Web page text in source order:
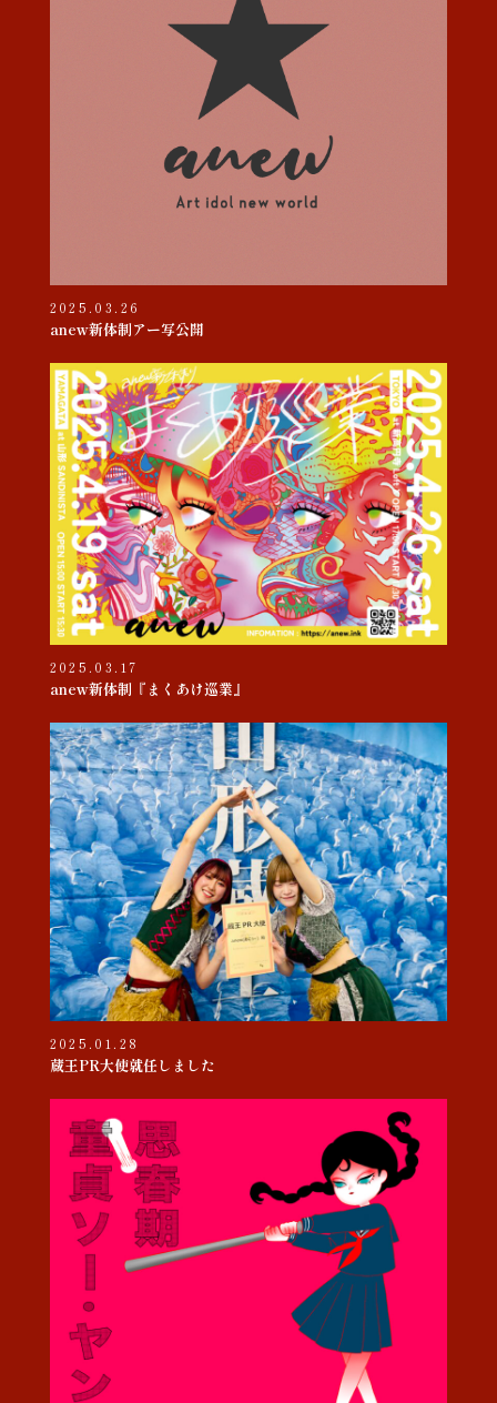
2025.03.26
anew新体制アー写公開
2025.03.17
anew新体制『まくあけ巡業』
2025.01.28
蔵王PR大使就任しました